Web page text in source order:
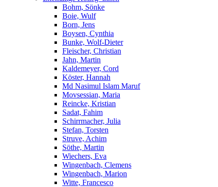
Bohm, Sönke
Boie, Wulf
Born, Jens
Boysen, Cynthia
Bunke, Wolf-Dieter
Fleischer, Christian
Jahn, Martin
Kaldemeyer, Cord
Köster, Hannah
Md Nasimul Islam Maruf
Movsessian, Maria
Reincke, Kristian
Sadat, Fahim
Schirrmacher, Julia
Stefan, Torsten
Struve, Achim
Söthe, Martin
Wiechers, Eva
Wingenbach, Clemens
Wingenbach, Marion
Witte, Francesco